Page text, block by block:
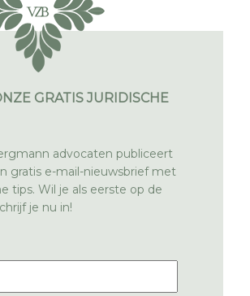
GRATIS JURIDISCHE
advocaten publiceert
gratis e-mail-nieuwsbrief met
tips. Wil je als eerste op de
je nu in!